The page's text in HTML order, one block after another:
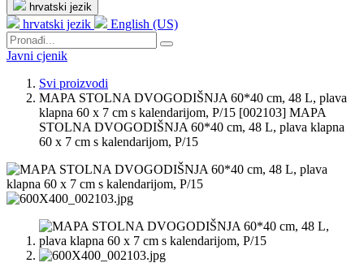
hrvatski jezik
hrvatski jezik English (US)
Javni cjenik
Svi proizvodi
MAPA STOLNA DVOGODIŠNJA 60*40 cm, 48 L, plava
klapna 60 x 7 cm s kalendarijom, P/15 [002103] MAPA
STOLNA DVOGODIŠNJA 60*40 cm, 48 L, plava klapna
60 x 7 cm s kalendarijom, P/15